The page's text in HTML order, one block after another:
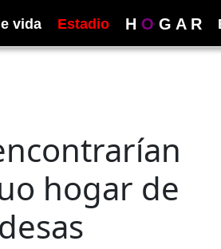
vida Estadio H O G A R
hogar de